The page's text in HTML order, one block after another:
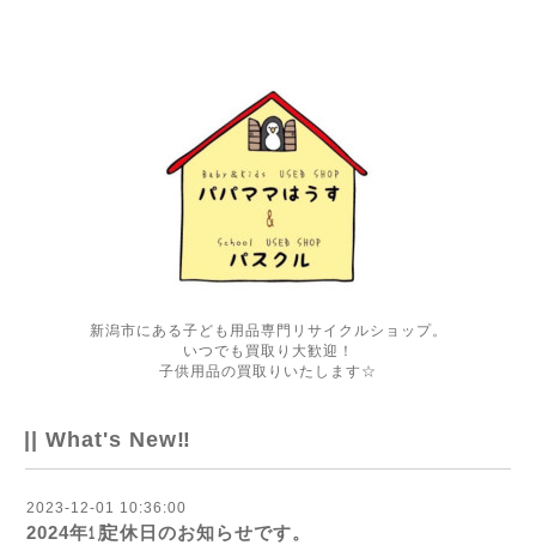
新潟市にある子ども用品専門リサイクルショップ。
いつでも買取り大歓迎！
子供用品の買取りいたします☆
|| What's New‼
2023-12-01 10:36:00
2024年㋀定休日のお知らせです。